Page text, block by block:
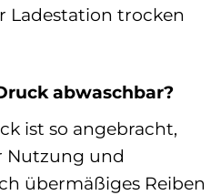
Ladestation trocken
abwaschbar?
ist so angebracht,
Nutzung und
übermäßiges Reiben